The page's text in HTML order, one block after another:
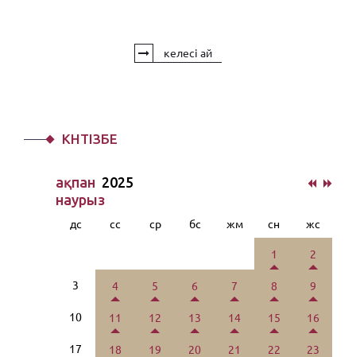
келесі ай
КҮНТІЗБЕ
ақпан 2025
наурыз
дс сс ср бс жм сн жс
1 2
3 4 5 6 7 8 9
10 11 12 13 14 15 16
17 18 19 20 21 22 23